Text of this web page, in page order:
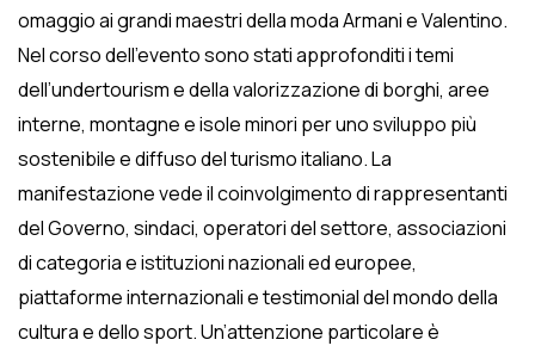
omaggio ai grandi maestri della moda Armani e Valentino.
Nel corso dell’evento sono stati approfonditi i temi
dell’undertourism e della valorizzazione di borghi, aree
interne, montagne e isole minori per uno sviluppo più
sostenibile e diffuso del turismo italiano. La
manifestazione vede il coinvolgimento di rappresentanti
del Governo, sindaci, operatori del settore, associazioni
di categoria e istituzioni nazionali ed europee,
piattaforme internazionali e testimonial del mondo della
cultura e dello sport. Un’attenzione particolare è